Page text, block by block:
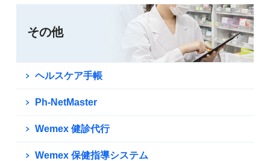
その他
ヘルスケア手帳
Ph-NetMaster
Wemex 健診代行
Wemex 保健指導システム